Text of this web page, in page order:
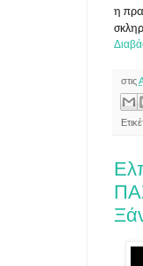
η
στις